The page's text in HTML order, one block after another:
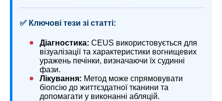
✅ Ключові тези зі статті:
Діагностика: CEUS використовується для
візуалізації та характеристики вогнищевих
уражень печінки, визначаючи їх судинні
фази.
Лікування: Метод може спрямовувати
біопсію до життєздатної тканини та
допомагати у виконанні абляцій.